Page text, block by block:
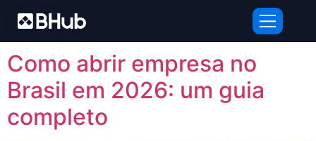
Tag:MEI
Como abrir empresa no
Brasil em 2026: um guia
completo